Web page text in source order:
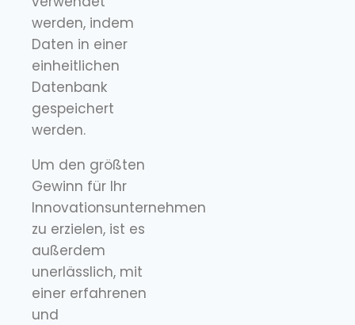
werden, indem
Daten in einer
einheitlichen
Datenbank
gespeichert
werden.
Um den größten
Gewinn für Ihr
Innovationsunternehmen
zu erzielen, ist es
außerdem
unerlässlich, mit
einer erfahrenen
und